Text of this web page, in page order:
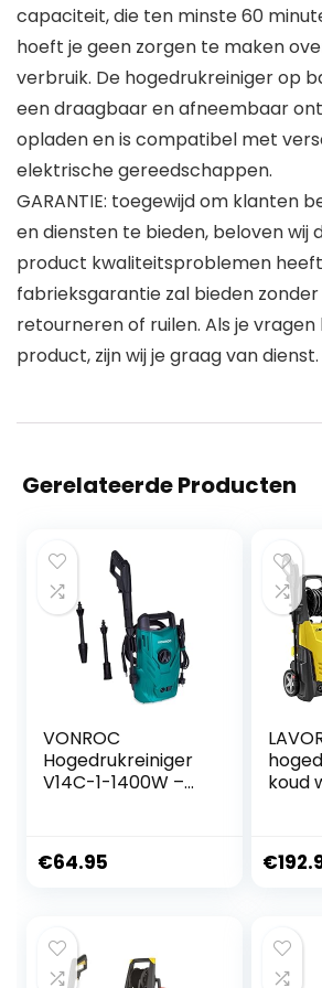
capaciteit, die ten minste 60
hoeft je geen zorgen te maken
verbruik. De hogedrukreiniger op
een draagbaar en afneembaar
opladen en is compatibel met
elektrische gereedschappen.
GARANTIE: toegewijd om klanten
en diensten te bieden, beloven wij
product kwaliteitsproblemen
fabrieksgarantie zal bieden
retourneren of ruilen. Als je
product, zijn wij je graag van dienst.
Gerelateerde Producten
VONROC
Hogedrukreiniger
V14C-1-1400W –
5m slang,
spuitstukken en
€64.95
koud
€